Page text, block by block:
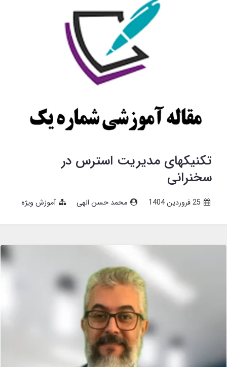
تکنیکهای مدیریت استرس در
سخنرانی
25 فروردین 1404 محمد حسن الهی آموزش ویژه